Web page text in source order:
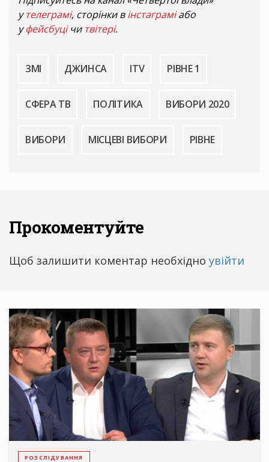
утелеграмі, сторінки вінстаграміабо
уфейсбуцічи твітері.
ЗМІ ДЖИНСА ITV РІВНЕ 1
СФЕРА ТВ ПОЛІТИКА ВИБОРИ 2020
ВИБОРИ МІСЦЕВІ ВИБОРИ РІВНЕ
Прокоментуйте
Щоб залишити коментар необхідно увійти
РОЗСЛІДУВАННЯ